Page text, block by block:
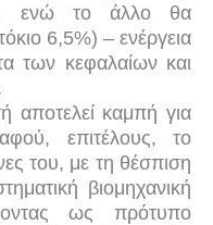
ενώ το άλλο θα
6,5%) – ενέργεια
των κεφαλαίων και
αποτελεί καμπή για
επιτέλους, το
του, με τη θέσπιση
βιομηχανική
ως πρότυπο